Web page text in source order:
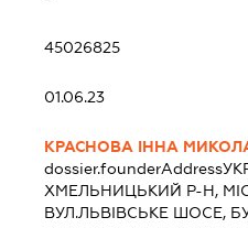
45026825
01.06.23
КРАСНОВА ІННА
dossier.founderAddress
ХМЕЛЬНИЦЬКИЙ Р-Н,
ВУЛ.ЛЬВІВСЬКЕ ШОСЕ,